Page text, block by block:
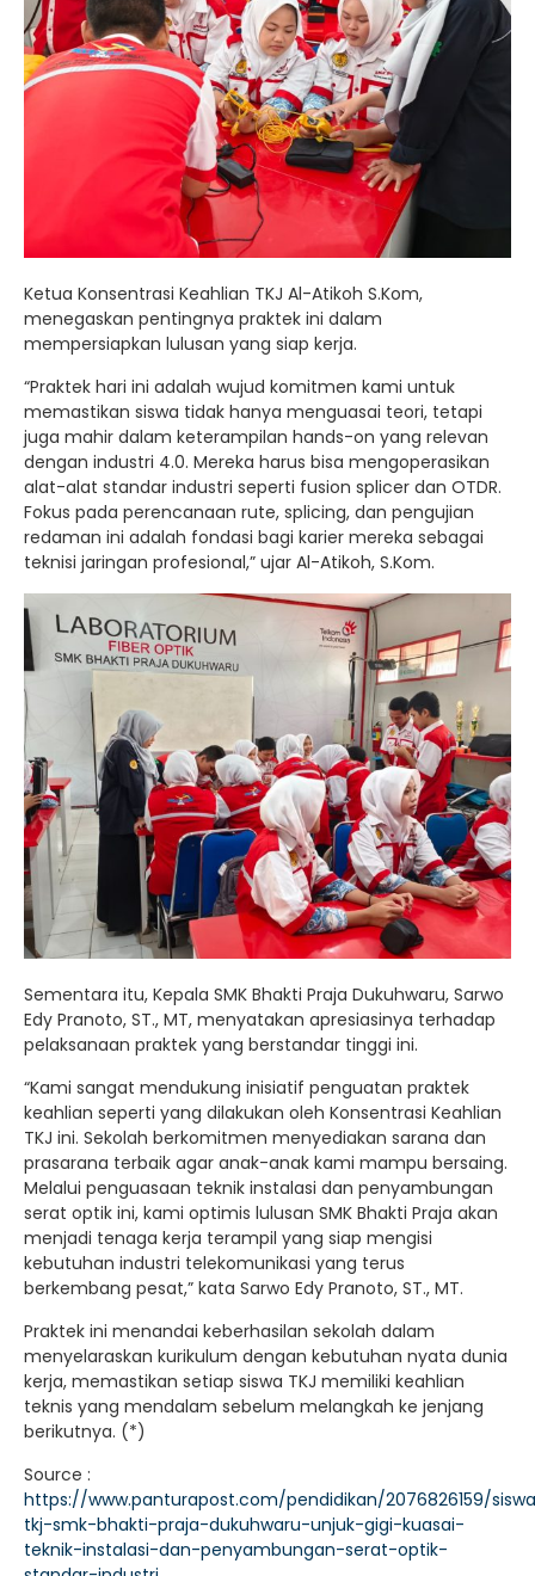
Ketua Konsentrasi Keahlian TKJ Al-Atikoh S.Kom,
menegaskan pentingnya praktek ini dalam
mempersiapkan lulusan yang siap kerja.
“Praktek hari ini adalah wujud komitmen kami untuk
memastikan siswa tidak hanya menguasai teori, tetapi
juga mahir dalam keterampilan hands-on yang relevan
dengan industri 4.0. Mereka harus bisa mengoperasikan
alat-alat standar industri seperti fusion splicer dan OTDR.
Fokus pada perencanaan rute, splicing, dan pengujian
redaman ini adalah fondasi bagi karier mereka sebagai
teknisi jaringan profesional,” ujar Al-Atikoh, S.Kom.
Sementara itu, Kepala SMK Bhakti Praja Dukuhwaru, Sarwo
Edy Pranoto, ST., MT, menyatakan apresiasinya terhadap
pelaksanaan praktek yang berstandar tinggi ini.
“Kami sangat mendukung inisiatif penguatan praktek
keahlian seperti yang dilakukan oleh Konsentrasi Keahlian
TKJ ini. Sekolah berkomitmen menyediakan sarana dan
prasarana terbaik agar anak-anak kami mampu bersaing.
Melalui penguasaan teknik instalasi dan penyambungan
serat optik ini, kami optimis lulusan SMK Bhakti Praja akan
menjadi tenaga kerja terampil yang siap mengisi
kebutuhan industri telekomunikasi yang terus
berkembang pesat,” kata Sarwo Edy Pranoto, ST., MT.
Praktek ini menandai keberhasilan sekolah dalam
menyelaraskan kurikulum dengan kebutuhan nyata dunia
kerja, memastikan setiap siswa TKJ memiliki keahlian
teknis yang mendalam sebelum melangkah ke jenjang
berikutnya. (*)
Source :
https://www.panturapost.com/pendidikan/2076826159/
tkj-smk-bhakti-praja-dukuhwaru-unjuk-gigi-kuasai-
teknik-instalasi-dan-penyambungan-serat-optik-